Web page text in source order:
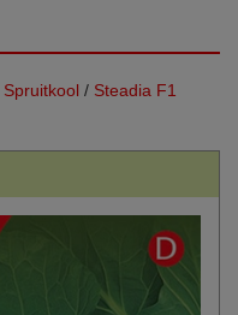
Spruitkool / Steadia F1